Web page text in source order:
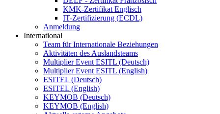
KMK-Zertifikat Englisch
IT-Zertifizierung (ECDL)
Anmeldung
International
Team für Internationale Beziehungen
Aktivitäten des Auslandsteams
Multiplier Event ESITL (Deutsch)
Multiplier Event ESITL (English)
ESITEL (Deutsch)
ESITEL (English)
KEYMOB (Deutsch)
KEYMOB (English)